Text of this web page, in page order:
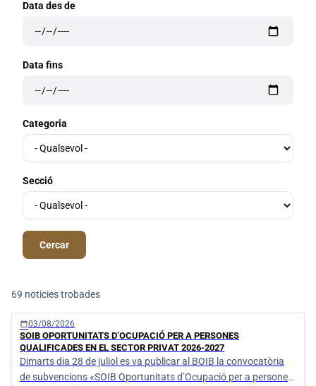
Data des de
Data fins
Categoria
Secció
69 noticies trobades
Llistat de notícies
calendar_today03/08/2026
SOIB OPORTUNITATS D’OCUPACIÓ PER A PERSONES
QUALIFICADES EN EL SECTOR PRIVAT 2026-2027
Dimarts dia 28 de juliol es va publicar al BOIB la convocatòria
de subvencions «SOIB Oportunitats d’Ocupació per a persones